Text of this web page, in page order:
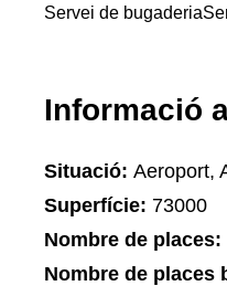
Servei de bugaderia
Informació
Situació: Aeroport,
Superfície: 73000
Nombre de places:
Nombre de places